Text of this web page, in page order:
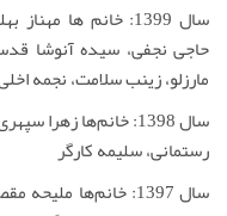
سال 1399: خانم ها
حاجی نجفی، سیده آنوشا
مارزلو، زینب سلامت، نجمه
سال 1398: خانم‌ها
رستمانی، سلیمه کارگر
سال 1397: خانم‌ها